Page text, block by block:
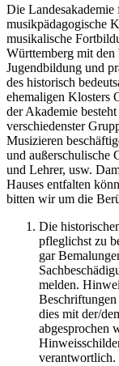
Die Landesakademie
musikpädagogische
musikalische
Württemberg mit den
Jugendbildung und
des historisch
ehemaligen Klosters
der Akademie
verschiedenster
Musizieren
und außerschulische
und Lehrer, usw.
Hauses entfalten
bitten wir um die
Die
pfleglichst zu
gar
melden.
dies mit der/
abgesprochen
verantwortlich.